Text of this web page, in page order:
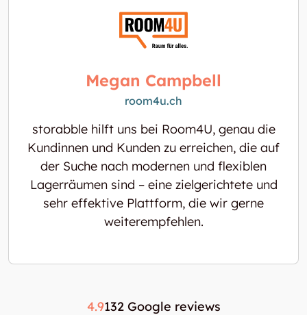
Megan Campbell
room4u.ch
storabble hilft uns bei Room4U, genau die
Kundinnen und Kunden zu erreichen, die auf
der Suche nach modernen und flexiblen
Lagerräumen sind – eine zielgerichtete und
sehr effektive Plattform, die wir gerne
weiterempfehlen.
4.9132 Google reviews